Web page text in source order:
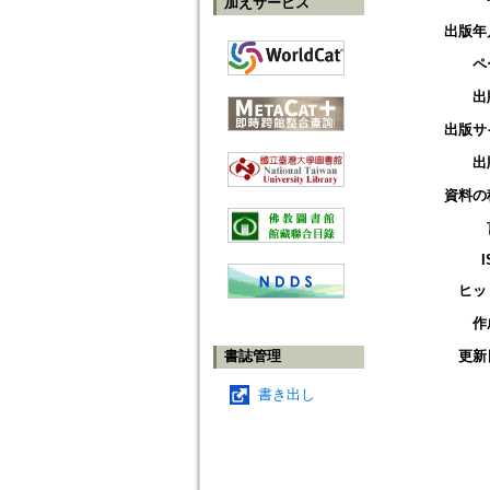
書誌管理
書き出し
出版年
ペ
出
出版サ
出
資料の
ヒ
作
更新